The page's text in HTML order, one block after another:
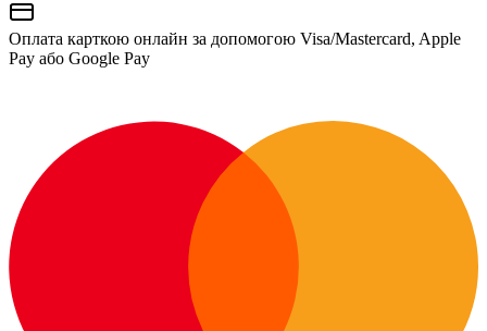
Оплата карткою онлайн за допомогою Visa/Mastercard, Apple
Pay або Google Pay